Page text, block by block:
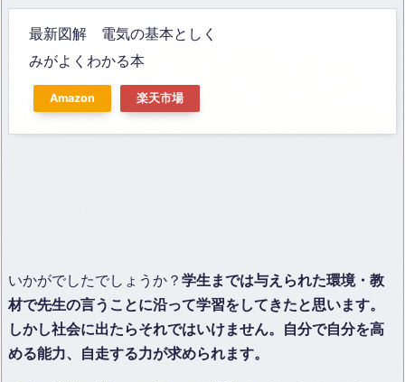
最新図解 電気の基本としく
みがよくわかる本
Amazon 楽天市場
いかがでしたでしょうか？ 学生までは与えられた環境・教
材で先生の言うことに沿って学習をしてきたと思います。
しかし社会に出たらそれではいけません。自分で自分を高
める能力、自走する力が求められます。